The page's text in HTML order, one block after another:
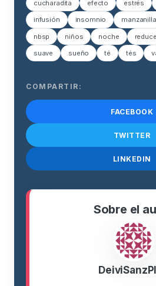
cucharadita efecto estrés
infusión insomnio manzanilla
nbsp niños noche reduce
suave sueño té tés
COMPARTIR:
FACEBOOK
TWITTER
LINKEDIN
Sobre el